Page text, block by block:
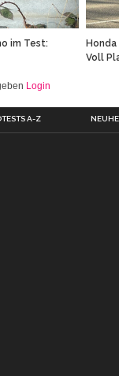
im Test:
Honda
Voll
Login
A-Z